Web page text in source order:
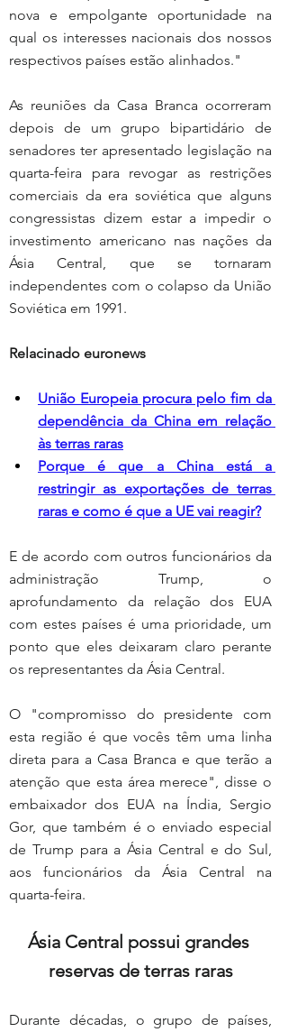
nova e empolgante oportunidade na
qual os interesses nacionais dos nossos
respectivos países estão alinhados."
As reuniões da Casa Branca ocorreram
depois de um grupo bipartidário de
senadores ter apresentado legislação na
quarta-feira para revogar as restrições
comerciais da era soviética que alguns
congressistas dizem estar a impedir o
investimento americano nas nações da
Ásia Central, que se tornaram
independentes com o colapso da União
Soviética em 1991.
Relacinado euronews
União Europeia procura pelo fim da
dependência da China em relação
às terras raras
Porque é que a China está a
restringir as exportações de terras
raras e como é que a UE vai reagir?
E de acordo com outros funcionários da
administração Trump, o
aprofundamento da relação dos EUA
com estes países é uma prioridade, um
ponto que eles deixaram claro perante
os representantes da Ásia Central.
O "compromisso do presidente com
esta região é que vocês têm uma linha
direta para a Casa Branca e que terão a
atenção que esta área merece", disse o
embaixador dos EUA na Índia, Sergio
Gor, que também é o enviado especial
de Trump para a Ásia Central e do Sul,
aos funcionários da Ásia Central na
quarta-feira.
Ásia Central possui grandes
reservas de terras raras
Durante décadas, o grupo de países,